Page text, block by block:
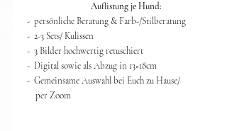
​Auflistung je Hund:​​
- persönliche Beratung & Farb-/Stilberatung
- 2-3 Sets/ Kulissen
- 3 Bilder hochwertig retuschiert
- Digital sowie als Abzug in 13×18cm
- Gemeinsame Auswahl bei Euch zu Hause/
per Zoom